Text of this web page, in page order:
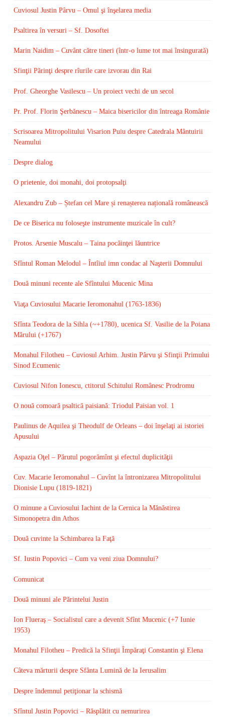
Cuviosul Justin Pârvu – Omul şi înşelarea media
Psaltirea în versuri – Sf. Dosoftei
Marin Naidim – Cuvânt către tineri (într-o lume tot mai însingurată)
Sfinţii Părinţi despre rîurile care izvorau din Rai
Prof. Gheorghe Vasilescu – Un proiect vechi de un secol
Pr. Prof. Florin Şerbănescu – Maica bisericilor din întreaga Românie
Scrisoarea Mitropolitului Visarion Puiu despre Catedrala Mântuirii
Neamului
Despre dialog
O prietenie, doi monahi, doi protopsalţi
Alexandru Zub – Ștefan cel Mare și renașterea națională românească
De ce Biserica nu foloseşte instrumente muzicale în cult?
Protos. Arsenie Muscalu – Taina pocăinţei lăuntrice
Sfîntul Roman Melodul – Întîiul imn condac al Naşterii Domnului
Două minuni recente ale Sfîntului Mucenic Mina
Viaţa Cuviosului Macarie Ieromonahul (1763-1836)
Sfînta Teodora de la Sihla (~+1780), ucenica Sf. Vasilie de la Poiana
Mărului (+1767)
Monahul Filotheu – Cuviosul Arhim. Justin Pârvu şi Sfinţii Primului
Sinod Ecumenic
Cuviosul Nifon Ionescu, ctitorul Schitului Românesc Prodromu
O nouă comoară psaltică paisiană: Triodul Paisian vol. 1
Paulinus de Aquilea şi Theodulf de Orleans – doi înşelaţi ai istoriei
Apusului
Aspazia Oţel – Părutul pogorămînt şi efectul duplicităţii
Cuv. Macarie Ieromonahul – Cuvînt la întronizarea Mitropolitului
Dionisie Lupu (1819-1821)
O minune a Cuviosului Iachint de la Cernica la Mănăstirea
Simonopetra din Athos
Două cuvinte la Schimbarea la Faţă
Sf. Iustin Popovici – Cum va veni ziua Domnului?
Comunicat
Două minuni ale Părintelui Justin
Ion Flueraş – Socialistul care a devenit Sfînt Mucenic (+7 Iunie
1953)
Monahul Filotheu – Predică la Sfinţii Împăraţi Constantin şi Elena
Câteva mărturii despre Sfânta Lumină de la Ierusalim
Despre îndemnul petiţionar la schismă
Sfîntul Justin Popovici – Răsplătit cu nemurirea